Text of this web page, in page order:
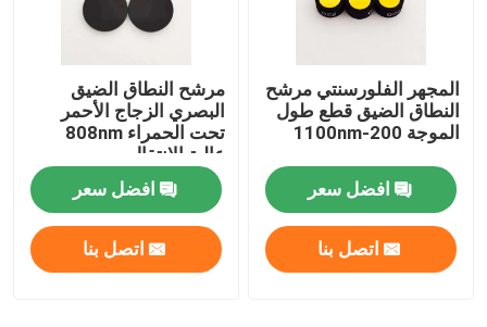
المجهر الفلورسنتي مرشح
النطاق الضيق قطع طول
الموجة 200-1100nm
افضل سعر
اتصل بنا
مرشح النطاق الضيق
البصري الزجاج الأحمر
تحت الحمراء 808nm
عالية الانتقال
افضل سعر
اتصل بنا